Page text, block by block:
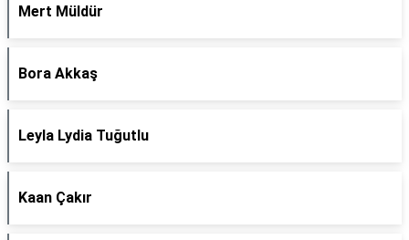
Mert Müldür
Bora Akkaş
Leyla Lydia Tuğutlu
Kaan Çakır